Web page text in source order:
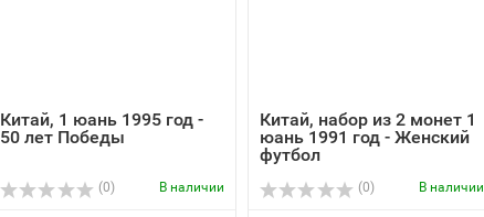
Китай, 1 юань 1995 год -
50 лет Победы
(0) В наличии
Китай, набор из 2 монет 1
юань 1991 год - Женский
футбол
(0) В наличии